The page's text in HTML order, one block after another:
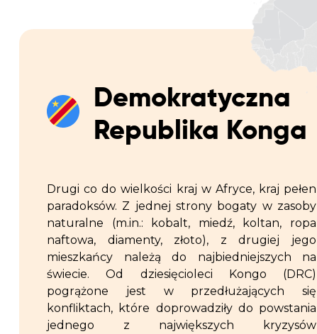
Demokratyczna
Republika Konga
Drugi co do wielkości kraj w Afryce, kraj pełen
paradoksów. Z jednej strony bogaty w zasoby
naturalne (m.in.: kobalt, miedź, koltan, ropa
naftowa, diamenty, złoto), z drugiej jego
mieszkańcy należą do najbiedniejszych na
świecie. Od dziesięcioleci Kongo (DRC)
pogrążone jest w przedłużających się
konfliktach, które doprowadziły do powstania
jednego z największych kryzysów